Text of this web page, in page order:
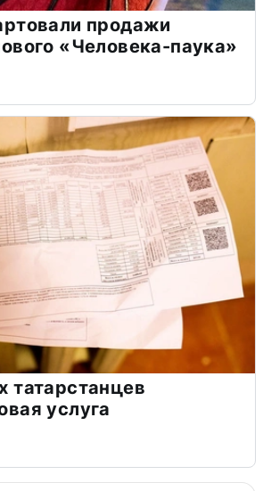
продажи
«Человека-паука»
татарстанцев
услуга